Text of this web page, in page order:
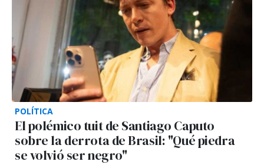
POLÍTICA
El polémico tuit de Santiago Caputo
sobre la derrota de Brasil: "Qué piedra
se volvió ser negro"